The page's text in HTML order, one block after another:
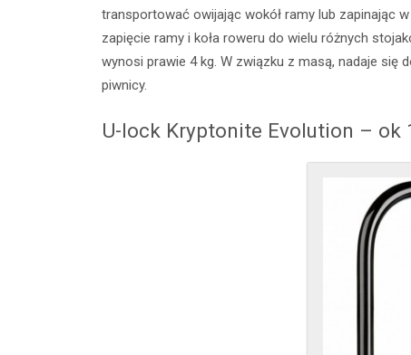
transportować owijając wokół ramy lub zapinając
zapięcie ramy i koła roweru do wielu różnych
wynosi prawie 4 kg. W związku z masą, nadaje się
piwnicy.
U-lock Kryptonite Evolution – ok